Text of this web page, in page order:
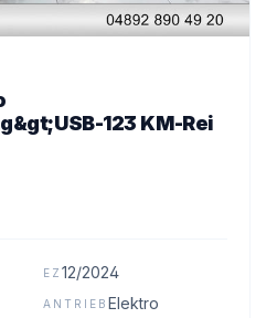
123 KM-Rei
EZ 12/2024
ANTRIEB Elektro